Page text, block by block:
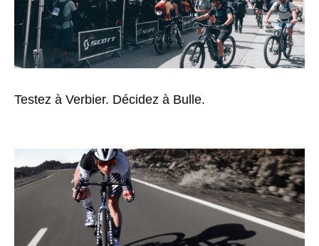
Testez à Verbier. Décidez à Bulle.